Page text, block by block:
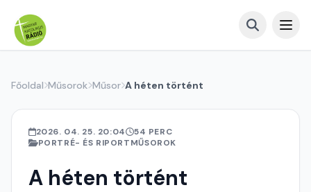
Főoldal Műsorok Műsor A héten történt
2026. 04. 25. 20:04
54 PERC
PORTRÉ- ÉS RIPORTMŰSOROK
A héten történt